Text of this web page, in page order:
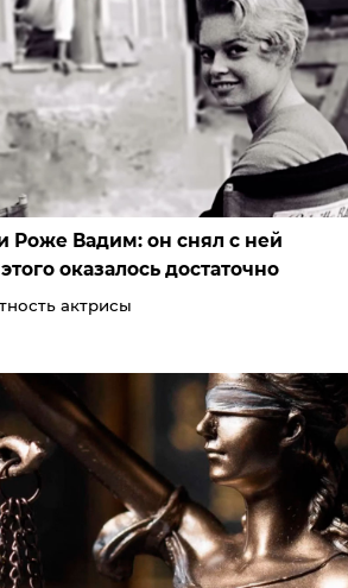
Роже Вадим: он снял с ней
оказалось достаточно
актрисы